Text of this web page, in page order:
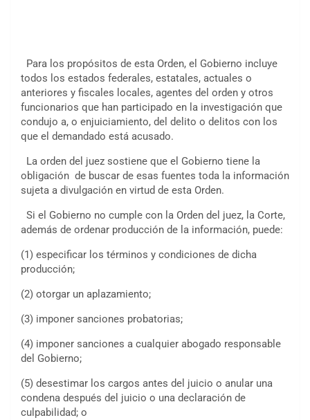
Para los propósitos de esta Orden, el Gobierno incluye
todos los estados federales, estatales, actuales o
anteriores y fiscales locales, agentes del orden y otros
funcionarios que han participado en la investigación que
condujo a, o enjuiciamiento, del delito o delitos con los
que el demandado está acusado.
La orden del juez sostiene que el Gobierno tiene la
obligación de buscar de esas fuentes toda la información
sujeta a divulgación en virtud de esta Orden.
Si el Gobierno no cumple con la Orden del juez, la Corte,
además de ordenar producción de la información, puede:
(1) especificar los términos y condiciones de dicha
producción;
(2) otorgar un aplazamiento;
(3) imponer sanciones probatorias;
(4) imponer sanciones a cualquier abogado responsable
del Gobierno;
(5) desestimar los cargos antes del juicio o anular una
condena después del juicio o una declaración de
culpabilidad; o